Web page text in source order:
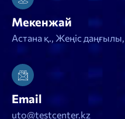
Мекенжай
Астана қ., Жеңіс
Email
uto@testcenter.kz